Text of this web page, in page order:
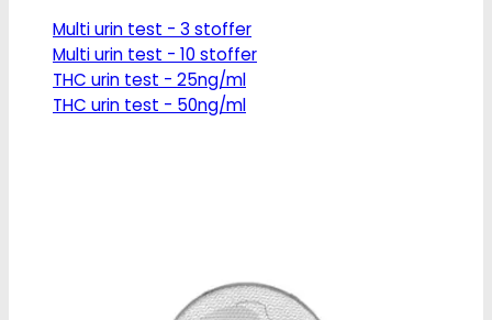
Multi urin test - 3 stoffer
Multi urin test - 10 stoffer
THC urin test - 25ng/ml
THC urin test - 50ng/ml